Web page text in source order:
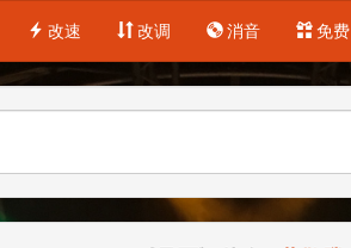
改速 改调 消音 免费